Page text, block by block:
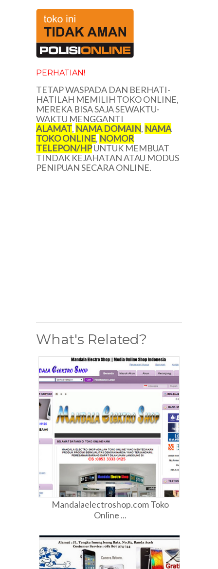
PERHATIAN!
TETAP WASPADA DAN BERHATI-
HATILAH MEMILIH TOKO ONLINE,
MEREKA BISA SAJA SEWAKTU-
WAKTU MENGGANTI
ALAMAT, NAMA DOMAIN, NAMA
TOKO ONLINE, NOMOR
TELEPON/HPUNTUK MEMBUAT
TINDAK KEJAHATAN ATAU MODUS
PENIPUAN SECARA ONLINE.
What's Related?
Mandalaelectroshop.com Toko
Online ...